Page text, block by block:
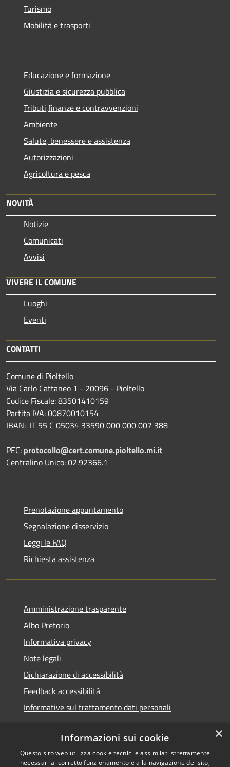
Turismo
Mobilità e trasporti
Educazione e formazione
Giustizia e sicurezza pubblica
Tributi,finanze e contravvenzioni
Ambiente
Salute, benessere e assistenza
Autorizzazioni
Agricoltura e pesca
NOVITÀ
Notizie
Comunicati
Avvisi
VIVERE IL COMUNE
Luoghi
Eventi
CONTATTI
Comune di Pioltello
Via Carlo Cattaneo 1 - 20096 - Pioltello
Codice Fiscale: 83501410159
Partita IVA: 00870010154
IBAN: IT 55 C 05034 33590 000 000 007 388
PEC: protocollo@cert.comune.pioltello.mi.it
Centralino Unico: 02.92366.1
Prenotazione appuntamento
Segnalazione disservizio
Leggi le FAQ
Richiesta assistenza
Amministrazione trasparente
Albo Pretorio
Informativa privacy
Note legali
Dichiarazione di accessibilità
Feedback accessibilità
Informative sul trattamento dati personali
RSS
Copyright © 2026 • Comune di
×
Informazioni sui cookie
Questo sito web utilizza cookie tecnici e assimilati strettamente
necessari al corretto funzionamento e alla navigazione del sito,